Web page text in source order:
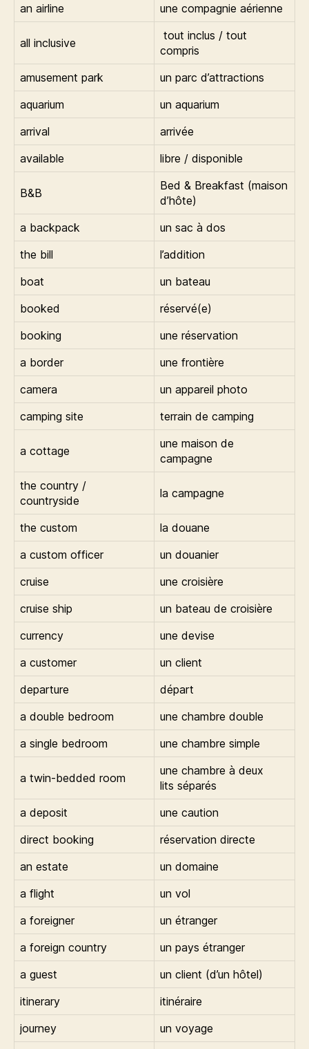
an airline une compagnie aérienne
all inclusive
tout inclus / tout
compris
amusement park
un parc d’attractions
aquarium
un aquarium
arrival
arrivée
available
libre / disponible
B&B
Bed & Breakfast (maison
d’hôte)
a backpack
un sac à dos
the bill
l’addition
boat
un bateau
booked
réservé(e)
booking
une réservation
a border
une frontière
camera
un appareil photo
camping site
terrain de camping
a cottage
une maison de
campagne
the country /
countryside
la campagne
the custom
la douane
a custom officer
un douanier
cruise
une croisière
cruise ship
un bateau de croisière
currency
une devise
a customer
un client
departure
départ
a double bedroom
une chambre double
a single bedroom
une chambre simple
a twin-bedded room
une chambre à deux
lits séparés
a deposit
une caution
direct booking
réservation directe
an estate
un domaine
a flight
un vol
a foreigner
un étranger
a foreign country
un pays étranger
a guest
un client (d’un hôtel)
itinerary
itinéraire
journey
un voyage